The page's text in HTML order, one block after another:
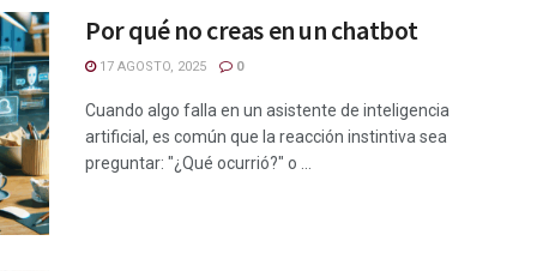
Por qué no creas en un chatbot
17 AGOSTO, 2025 0
Cuando algo falla en un asistente de inteligencia
artificial, es común que la reacción instintiva sea
preguntar: "¿Qué ocurrió?" o ...